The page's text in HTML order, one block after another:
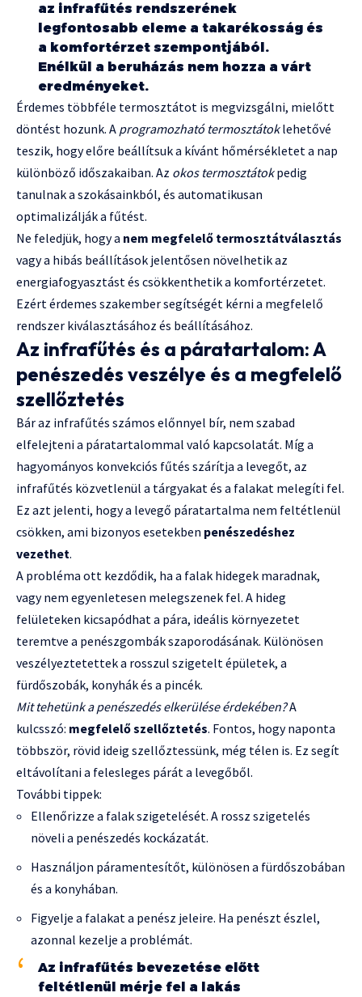
az infrafűtés rendszerének
legfontosabb eleme a takarékosság és
a komfortérzet szempontjából.
Enélkül a beruházás nem hozza a várt
eredményeket.
Érdemes többféle termosztátot is megvizsgálni, mielőtt
döntést hozunk. A programozható termosztátoklehetővé
teszik, hogy előre beállítsuk a kívánt hőmérsékletet a nap
különböző időszakaiban. Az okos termosztátokpedig
tanulnak a szokásainkból, és automatikusan
optimalizálják a fűtést.
Ne feledjük, hogy a nem megfelelő termosztátválasztás
vagy a hibás beállítások jelentősen növelhetik az
energiafogyasztást és csökkenthetik a komfortérzetet.
Ezért érdemes szakember segítségét kérni a megfelelő
rendszer kiválasztásához és beállításához.
Az infrafűtés és a páratartalom: A
penészedés veszélye és a megfelelő
szellőztetés
Bár az infrafűtés számos előnnyel bír, nem szabad
elfelejteni a páratartalommal való kapcsolatát. Míg a
hagyományos konvekciós fűtés szárítja a levegőt, az
infrafűtés közvetlenül a tárgyakat és a falakat melegíti fel.
Ez azt jelenti, hogy a levegő páratartalma nem feltétlenül
csökken, ami bizonyos esetekben penészedéshez
vezethet.
A probléma ott kezdődik, ha a falak hidegek maradnak,
vagy nem egyenletesen melegszenek fel. A hideg
felületeken kicsapódhat a pára, ideális környezetet
teremtve a penészgombák szaporodásának. Különösen
veszélyeztetettek a rosszul szigetelt épületek, a
fürdőszobák, konyhák és a pincék.
Mit tehetünk a penészedés elkerülése érdekében?A
kulcsszó: megfelelő szellőztetés. Fontos, hogy naponta
többször, rövid ideig szellőztessünk, még télen is. Ez segít
eltávolítani a felesleges párát a levegőből.
További tippek:
Ellenőrizze a falak szigetelését. A rossz szigetelés
növeli a penészedés kockázatát.
Használjon páramentesítőt, különösen a fürdőszobában
és a konyhában.
Figyelje a falakat a penész jeleire. Ha penészt észlel,
azonnal kezelje a problémát.
Az infrafűtés bevezetése előtt
feltétlenül mérje fel a lakás